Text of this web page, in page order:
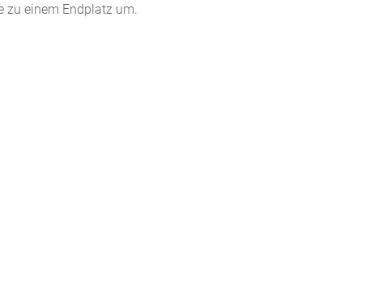
zu einem Endplatz um.